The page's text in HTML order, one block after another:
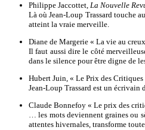
Philippe Jaccottet, La Nouvelle
Là où Jean-Loup Trassard touche
atteint la vraie merveille.
Diane de Margerie « La vie au
Il faut aussi dire le côté
dans le silence pour être digne de
Hubert Juin, « Le Prix des
Jean-Loup Trassard est un écrivain
Claude Bonnefoy « Le prix des
… les mots deviennent graines ou
attentes hivernales, transforme